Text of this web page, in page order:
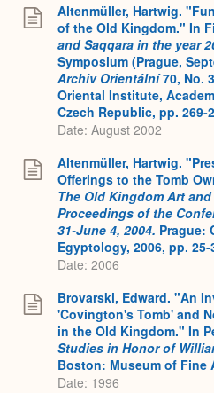
Altenmüller, Hartwig.
of the Old Kingdom." In
and Saqqara in the year
Symposium (Prague,
Archiv Orientální70, No.
Oriental Institute,
Czech Republic, pp. 269-
Date: August 2002
Altenmüller, Hartwig.
Offerings to the Tomb
The Old Kingdom Art
Proceedings of the
31-June 4, 2004. Prague:
Egyptology, 2006, pp. 25-
Date: 2006
Brovarski, Edward. "An
'Covington's Tomb' and
in the Old Kingdom." In
Studies in Honor of
Boston: Museum of Fine
Date: 1996